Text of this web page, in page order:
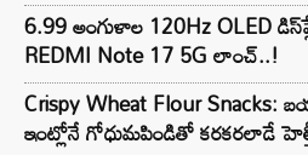
6.99 అంగుళాల 120Hz OLED
REDMI Note 17 5G లాంచ్..!
Crispy Wheat Flour Snacks:
ఇంట్లోనే గోధుమపిండితో కరకరలాడే